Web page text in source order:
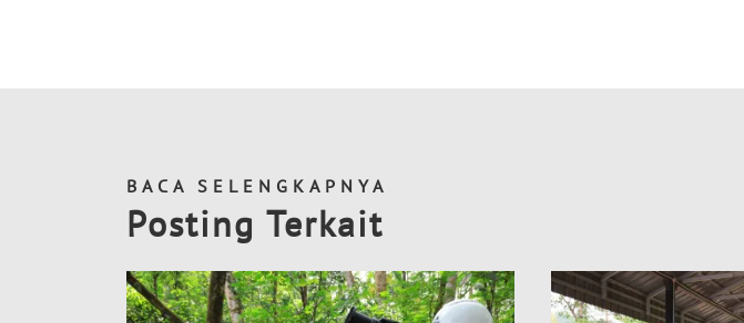
BACA SELENGKAPNYA
Posting Terkait